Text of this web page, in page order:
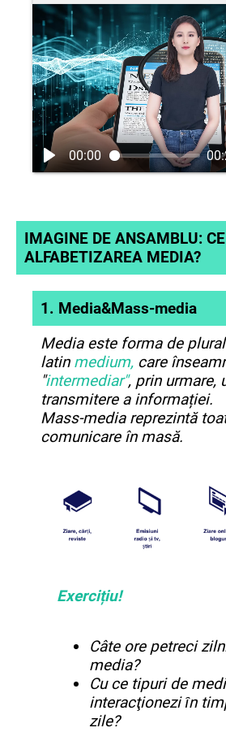
00:00
IMAGINE DE ANSAMBLU:
ALFABETIZAREA MEDIA?
1. Media&Mass-media
Media este forma de
latin medium, care
"intermediar", prin urmare,
transmitere a informației.
Mass-media reprezintă
comunicare în masă.
Exercițiu!
Câte ore petreci
media?
Cu ce tipuri de
interacţionezi ȋn
zile?